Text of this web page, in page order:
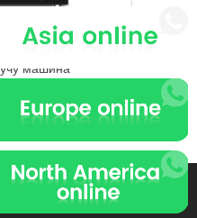
дени сак тамак-аш
машина